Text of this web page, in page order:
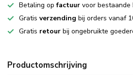
Betaling opfactuur voor bestaande
Gratis verzending bij orders vanaf
Gratis retour bij ongebruikte
Productomschrijving